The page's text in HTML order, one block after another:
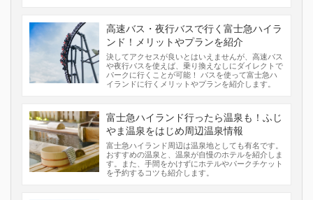
高速バス・夜行バスで行く富士急ハイラ
ンド！メリットやプランを紹介
決してアクセスが良いとはいえませんが、高速バス
や夜行バスを使えば、乗り換えなしにダイレクトで
パークに行くことが可能！ バスを使って富士急ハ
イランドに行くメリットやプランを紹介します。
富士急ハイランド行ったら温泉も！ふじ
やま温泉をはじめ周辺温泉情報
富士急ハイランド周辺は温泉地としても有名です。
おすすめの温泉と、温泉が自慢のホテルを紹介しま
す。また、手間をかけずにホテルやパークチケット
を予約するコツも紹介します。